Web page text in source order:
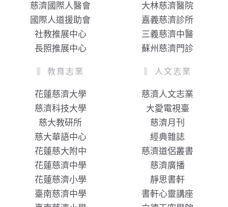
慈濟國際人醫會
國際人道援助會
社教推展中心
長照推展中心
大林慈濟醫院
嘉義慈濟診所
三義慈濟中醫
蘇州慈濟門診
教育志業
花蓮慈濟大學
慈濟科技大學
慈大教研所
慈大華語中心
花蓮慈大附中
花蓮慈濟中學
花蓮慈濟小學
臺南慈濟中學
人文志業
慈濟人文志業
大愛電視臺
慈濟月刊
經典雜誌
慈濟道侶叢書
慈濟廣播
靜思書軒
書軒心靈講座